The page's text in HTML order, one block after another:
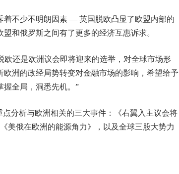
着不少不明朗因素 — 英国脱欧凸显了欧盟内部的
和俄罗斯之间有了更多的经济互惠诉求。
欧还是欧洲议会即将迎来的选举，对全球市场形
洲的政经局势转变对金融市场的影响，希望给予
握全局，洞悉先机。”
分析与欧洲相关的三大事件：《右翼入主议会将
美俄在欧洲的能源角力》，以及全球三股大势力